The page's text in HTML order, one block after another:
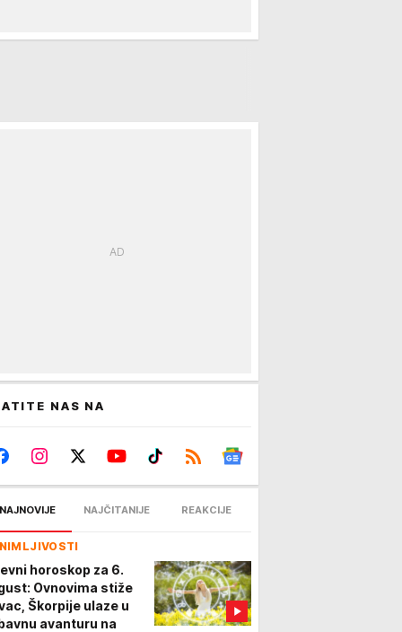
NAS NA
NAJNOVIJE NAJČITANIJE REAKCIJE
horoskop za 6.
Ovnovima stiže
Škorpije ulaze u
avanturu na